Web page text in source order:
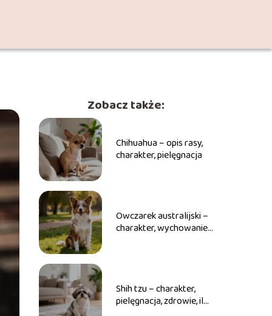
Zobacz także:
Chihuahua – opis rasy,
charakter, pielęgnacja
Owczarek australijski –
charakter, wychowanie,
Shih tzu – charakter,
pielęgnacja, zdrowie, ile